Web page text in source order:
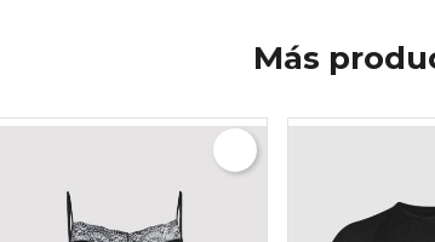
Más